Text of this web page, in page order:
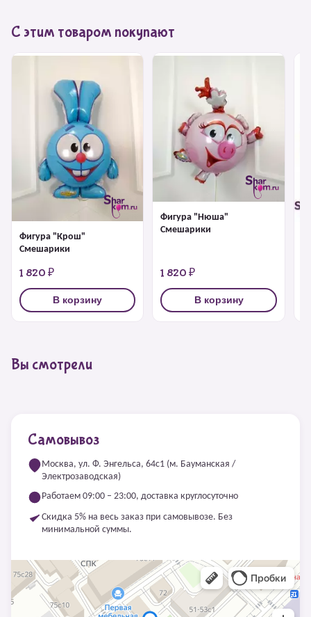
С этим товаром покупают
Фигура "Крош"
Смешарики
1 820 ₽
В корзину
Фигура "Нюша"
Смешарики
1 820 ₽
В корзину
Вы смотрели
Самовывоз
Москва, ул. Ф. Энгельса, 64с1 (м. Бауманская /
Электрозаводская)
Работаем 09:00 – 23:00, доставка круглосуточно
Скидка 5% на весь заказ при самовывозе. Без
минимальной суммы.